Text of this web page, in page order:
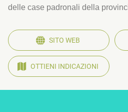
delle case padronali della
SITO WEB
OTTIENI INDICAZIONI